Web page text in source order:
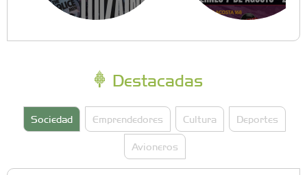
Destacadas
Sociedad Emprendedores Cultura Deportes
Avioneros